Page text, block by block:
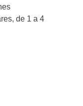
de 1 a 4